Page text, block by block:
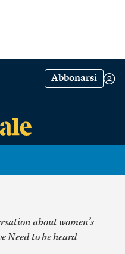
Abbonarsi
about women’s
Need to be heard.